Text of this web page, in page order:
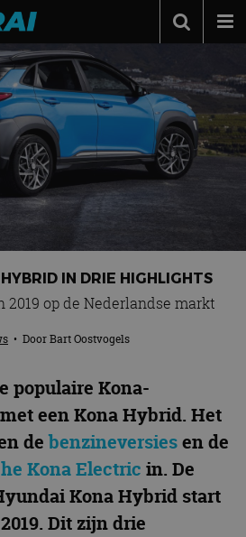
IN DRIE HIGHLIGHTS
2019 op de Nederlandse markt
• DoorBart Oostvogels
populaire Kona-
een Kona Hybrid. Het
debenzineversiesen de
Kona Electric in. De
Kona Hybrid start
Dit zijn drie